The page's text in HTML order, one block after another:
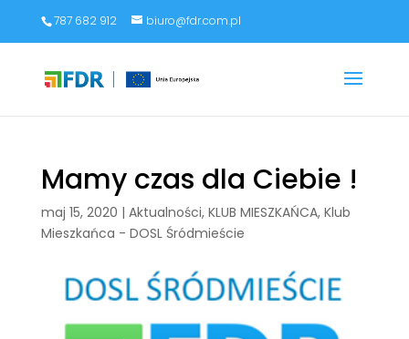
787 682 912 biuro@fdr.com.pl
Mamy czas dla Ciebie !
maj 15, 2020 | Aktualności, KLUB MIESZKAŃCA, Klub
Mieszkańca - DOSL Śródmieście